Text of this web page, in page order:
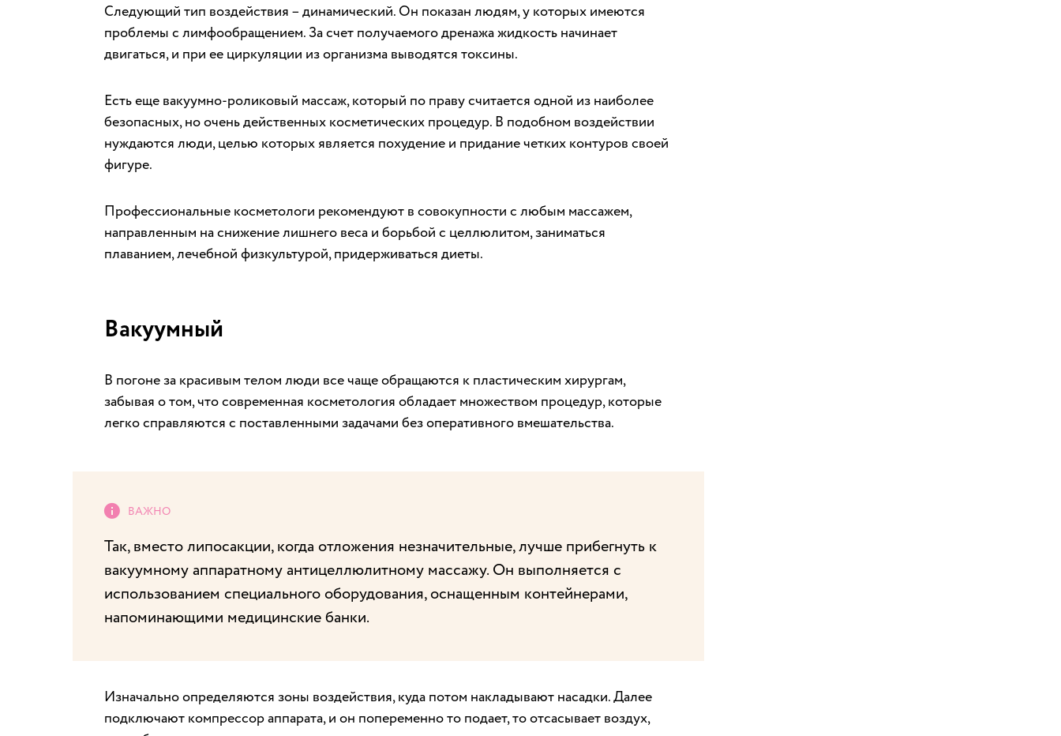
Следующий тип воздействия – динамический. Он показан людям, у которых имеются
проблемы с лимфообращением. За счет получаемого дренажа жидкость начинает
двигаться, и при ее циркуляции из организма выводятся токсины.
Есть еще вакуумно-роликовый массаж, который по праву считается одной из наиболее
безопасных, но очень действенных косметических процедур. В подобном воздействии
нуждаются люди, целью которых является похудение и придание четких контуров своей
фигуре.
Профессиональные косметологи рекомендуют в совокупности с любым массажем,
направленным на снижение лишнего веса и борьбой с целлюлитом, заниматься
плаванием, лечебной физкультурой, придерживаться диеты.
Вакуумный
В погоне за красивым телом люди все чаще обращаются к пластическим хирургам,
забывая о том, что современная косметология обладает множеством процедур, которые
легко справляются с поставленными задачами без оперативного вмешательства.
Так, вместо липосакции, когда отложения незначительные, лучше прибегнуть к
вакуумному аппаратному антицеллюлитному массажу. Он выполняется с
использованием специального оборудования, оснащенным контейнерами,
напоминающими медицинские банки.
Изначально определяются зоны воздействия, куда потом накладывают насадки. Далее
подключают компрессор аппарата, и он попеременно то подает, то отсасывает воздух,